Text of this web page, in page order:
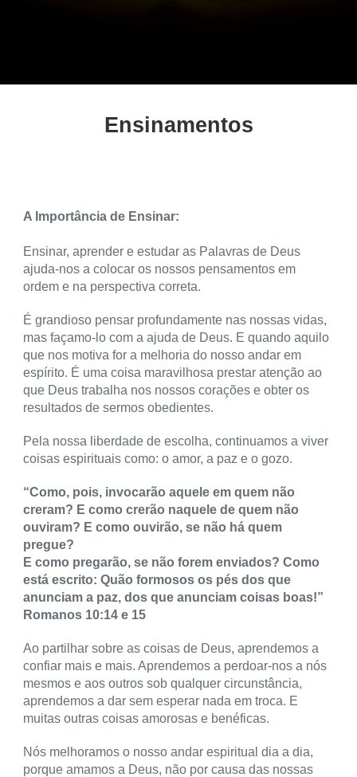
Ensinamentos
A Importância de Ensinar:
Ensinar, aprender e estudar as Palavras de Deus
ajuda-nos a colocar os nossos pensamentos em
ordem e na perspectiva correta.
É grandioso pensar profundamente nas nossas vidas,
mas façamo-lo com a ajuda de Deus. E quando aquilo
que nos motiva for a melhoria do nosso andar em
espírito. É uma coisa maravilhosa prestar atenção ao
que Deus trabalha nos nossos corações e obter os
resultados de sermos obedientes.
Pela nossa liberdade de escolha, continuamos a viver
coisas espirituais como: o amor, a paz e o gozo.
“Como, pois, invocarão aquele em quem não
creram? E como crerão naquele de quem não
ouviram? E como ouvirão, se não há quem
pregue?
E como pregarão, se não forem enviados? Como
está escrito: Quão formosos os pés dos que
anunciam a paz, dos que anunciam coisas boas!”
Romanos 10:14 e 15
Ao partilhar sobre as coisas de Deus, aprendemos a
confiar mais e mais. Aprendemos a perdoar-nos a nós
mesmos e aos outros sob qualquer circunstância,
aprendemos a dar sem esperar nada em troca. E
muitas outras coisas amorosas e benéficas.
Nós melhoramos o nosso andar espiritual dia a dia,
porque amamos a Deus, não por causa das nossas